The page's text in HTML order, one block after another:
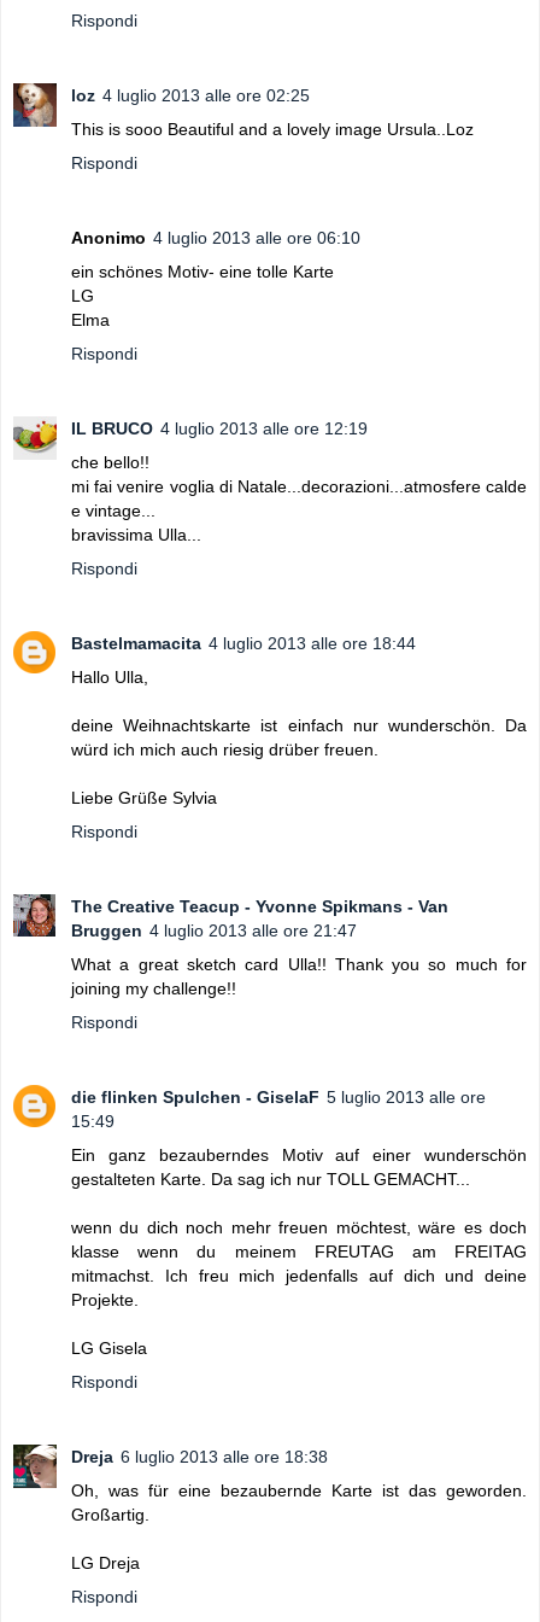
Rispondi
loz 4 luglio 2013 alle ore 02:25
This is sooo Beautiful and a lovely image Ursula..Loz
Rispondi
Anonimo 4 luglio 2013 alle ore 06:10
ein schönes Motiv- eine tolle Karte
LG
Elma
Rispondi
IL BRUCO 4 luglio 2013 alle ore 12:19
che bello!!
mi fai venire voglia di Natale...decorazioni...atmosfere calde
e vintage...
bravissima Ulla...
Rispondi
Bastelmamacita 4 luglio 2013 alle ore 18:44
Hallo Ulla,
deine Weihnachtskarte ist einfach nur wunderschön. Da
würd ich mich auch riesig drüber freuen.
Liebe Grüße Sylvia
Rispondi
The Creative Teacup - Yvonne Spikmans - Van
Bruggen 4 luglio 2013 alle ore 21:47
What a great sketch card Ulla!! Thank you so much for
joining my challenge!!
Rispondi
die flinken Spulchen - GiselaF 5 luglio 2013 alle ore
15:49
Ein ganz bezauberndes Motiv auf einer wunderschön
gestalteten Karte. Da sag ich nur TOLL GEMACHT...
wenn du dich noch mehr freuen möchtest, wäre es doch
klasse wenn du meinem FREUTAG am FREITAG
mitmachst. Ich freu mich jedenfalls auf dich und deine
Projekte.
LG Gisela
Rispondi
Dreja 6 luglio 2013 alle ore 18:38
Oh, was für eine bezaubernde Karte ist das geworden.
Großartig.
LG Dreja
Rispondi